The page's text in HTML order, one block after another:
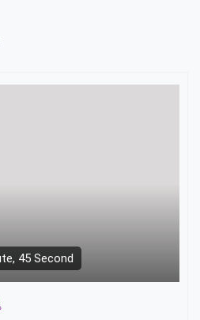
45 Second